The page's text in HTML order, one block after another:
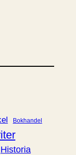
Bokhandel
Historia